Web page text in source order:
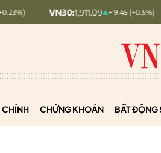
VN30: 1,911.09 + 9.45 (+0.5%)
CHÍNH CHỨNG KHOÁN BẤT ĐỘNG